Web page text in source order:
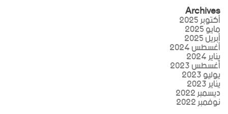
Archives
أكتوبر 2025
مايو 2025
أبريل 2025
أغسطس 2024
يناير 2024
أغسطس 2023
يوليو 2023
يناير 2023
ديسمبر 2022
نوفمبر 2022